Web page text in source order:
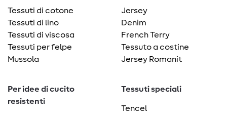
Tessuti di cotone
Tessuti di lino
Tessuti di viscosa
Tessuti per felpe
Mussola
Jersey
Denim
French Terry
Tessuto a costine
Jersey Romanit
Per idee di cucito
resistenti
Tessuti speciali
Tencel